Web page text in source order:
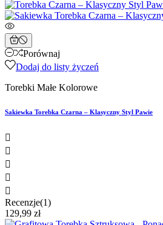
Porównaj
Dodaj do listy życzeń
Torebki Małe Kolorowe
Sakiewka Torebka Czarna – Klasyczny Styl Pawie





Recenzje(1)
129,99 zł